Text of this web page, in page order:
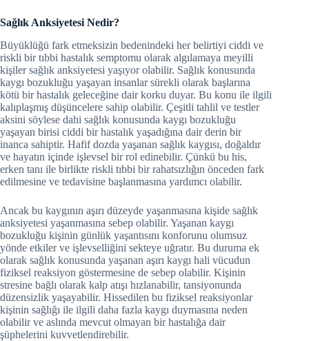
Sağlık Anksiyetesi Nedir?
Büyüklüğü fark etmeksizin bedenindeki her belirtiyi ciddi ve
riskli bir tıbbi hastalık semptomu olarak algılamaya meyilli
kişiler sağlık anksiyetesi yaşıyor olabilir. Sağlık konusunda
kaygı bozukluğu yaşayan insanlar sürekli olarak başlarına
kötü bir hastalık geleceğine dair korku duyar. Bu konu ile ilgili
kalıplaşmış düşüncelere sahip olabilir. Çeşitli tahlil ve testler
aksini söylese dahi sağlık konusunda kaygı bozukluğu
yaşayan birisi ciddi bir hastalık yaşadığına dair derin bir
inanca sahiptir. Hafif dozda yaşanan sağlık kaygısı, doğaldır
ve hayatın içinde işlevsel bir rol edinebilir. Çünkü bu his,
erken tanı ile birlikte riskli tıbbi bir rahatsızlığın önceden fark
edilmesine ve tedavisine başlanmasına yardımcı olabilir.
Ancak bu kaygının aşırı düzeyde yaşanmasına kişide sağlık
anksiyetesi yaşanmasına sebep olabilir. Yaşanan kaygı
bozukluğu kişinin günlük yaşantısını konforunu olumsuz
yönde etkiler ve işlevselliğini sekteye uğratır. Bu duruma ek
olarak sağlık konusunda yaşanan aşırı kaygı hali vücudun
fiziksel reaksiyon göstermesine de sebep olabilir. Kişinin
stresine bağlı olarak kalp atışı hızlanabilir, tansiyonunda
düzensizlik yaşayabilir. Hissedilen bu fiziksel reaksiyonlar
kişinin sağlığı ile ilgili daha fazla kaygı duymasına neden
olabilir ve aslında mevcut olmayan bir hastalığa dair
şüphelerini kuvvetlendirebilir.